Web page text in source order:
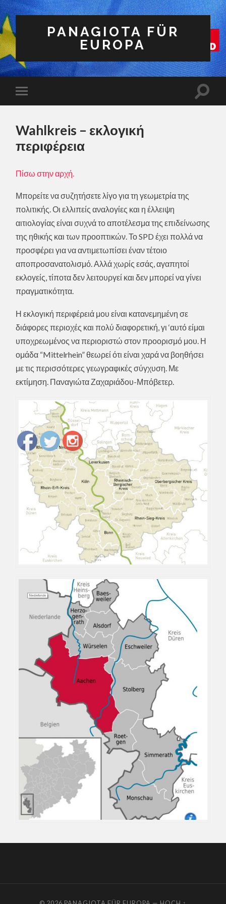
PANAGIOTA FÜR
EUROPA
Wahlkreis – εκλογική
περιφέρεια
Πίσω στην αρχή.
Μπορείτε να συζητήσετε λίγο για τη γεωμετρία της
πολιτικής. Οι ελλιπείς αναλογίες και η έλλειψη
αιτιολογίας είναι συχνά το αποτέλεσμα της επιδείνωσης
της ηθικής και των προοπτικών. Το SPD έχει πολλά να
προσφέρει για να αντιμετωπίσει έναν τέτοιο
αποπροσανατολισμό. Αλλά χωρίς εσάς, αγαπητοί
εκλογείς, τίποτα δεν λειτουργεί και δεν μπορεί να γίνει
πραγματικότητα.
Η εκλογική περιφέρειά μου είναι κατανεμημένη σε
διάφορες περιοχές και πολύ διαφορετική, γι ‘αυτό είμαι
υποχρεωμένος να περιοριστώ στον προορισμό μου. Η
ομάδα “Mittelrhein” θεωρεί ότι είναι χαρά να βοηθήσει
με τις περισσότερες γεωγραφικές σύγχυση. Με
εκτίμηση. Παναγιώτα Ζαχαριάδου-Μπόβετερ.